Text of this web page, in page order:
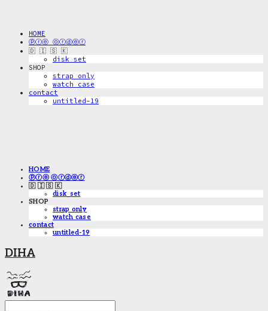
HOME
ⓟⓡⓔ ⓞⓡⓓⓔⓡ
🇩 🇮 🇸 🇰
disk_set
SHOP
strap only
watch case
contact
untitled-19
HOME
ⓟⓡⓔ ⓞⓡⓓⓔⓡ
🇩 🇮 🇸 🇰
disk_set
SHOP
strap only
watch case
contact
untitled-19
DIHA